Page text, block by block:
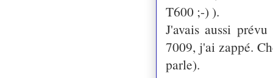
T600 ;-) ).
J'avais aussi
7009, j'ai zappé.
parle).